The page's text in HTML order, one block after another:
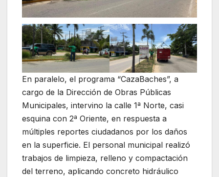
En paralelo, el programa “CazaBaches”, a
cargo de la Dirección de Obras Públicas
Municipales, intervino la calle 1ª Norte, casi
esquina con 2ª Oriente, en respuesta a
múltiples reportes ciudadanos por los daños
en la superficie. El personal municipal realizó
trabajos de limpieza, relleno y compactación
del terreno, aplicando concreto hidráulico